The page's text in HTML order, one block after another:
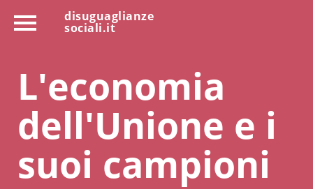
disuguaglianze
sociali.it
L'economia
dell'Unione e i
suoi campioni